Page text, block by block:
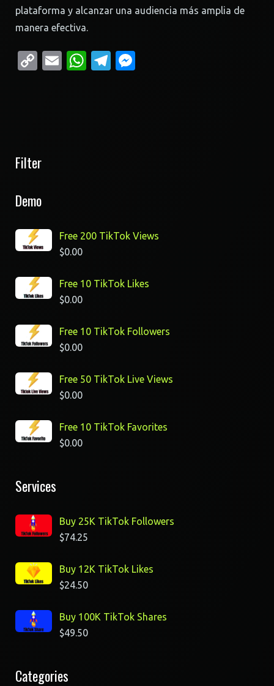
plataforma y alcanzar una audiencia más amplia de
manera efectiva.
CopyEmailWhatsApp
Telegram
Filter
Demo
Free 200 TikTok Views
$0.00
Free 10 TikTok Likes
$0.00
Free 10 TikTok Followers
$0.00
Free 50 TikTok Live Views
$0.00
Free 10 TikTok Favorites
$0.00
Services
Buy 25K TikTok Followers
$74.25
Buy 12K TikTok Likes
$24.50
Buy 100K TikTok Shares
$49.50
Categories